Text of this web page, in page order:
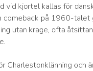
vid kjortel kallas för
på 1960-
utan krage, ofta
Charlestonklänning och